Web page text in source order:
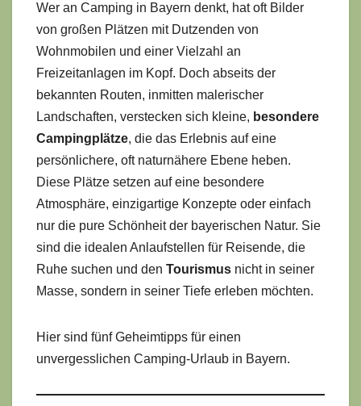
Wer an Camping in Bayern denkt, hat oft Bilder
von großen Plätzen mit Dutzenden von
Wohnmobilen und einer Vielzahl an
Freizeitanlagen im Kopf. Doch abseits der
bekannten Routen, inmitten malerischer
Landschaften, verstecken sich kleine, besondere
Campingplätze, die das Erlebnis auf eine
persönlichere, oft naturnähere Ebene heben.
Diese Plätze setzen auf eine besondere
Atmosphäre, einzigartige Konzepte oder einfach
nur die pure Schönheit der bayerischen Natur. Sie
sind die idealen Anlaufstellen für Reisende, die
Ruhe suchen und den Tourismus nicht in seiner
Masse, sondern in seiner Tiefe erleben möchten.
Hier sind fünf Geheimtipps für einen
unvergesslichen Camping-Urlaub in Bayern.